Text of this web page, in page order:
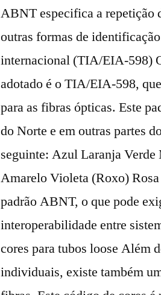
ABNT especifica a repetição
outras formas de
internacional (TIA/EIA-598)
adotado é o TIA/EIA-598,
para as fibras ópticas. Este
do Norte e em outras partes
seguinte: Azul Laranja
Amarelo Violeta (Roxo)
padrão ABNT, o que pode
interoperabilidade entre
cores para tubos loose Além
individuais, existe também